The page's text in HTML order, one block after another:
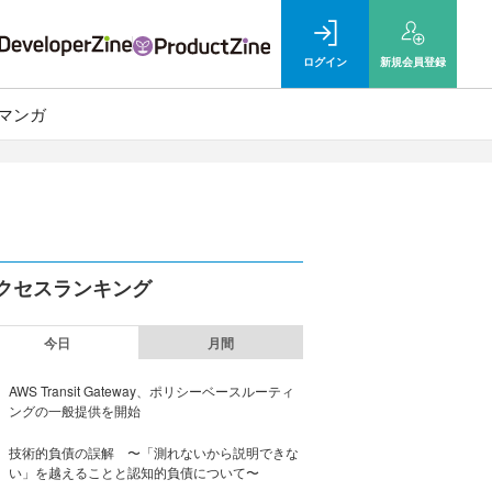
ログイン 新規会員登録
ンガ
セスランキング
今日 月間
AWS Transit Gateway、ポリシーベースルーティ
ングの一般提供を開始
技術的負債の誤解 〜「測れないから説明できな
い」を越えることと認知的負債について〜